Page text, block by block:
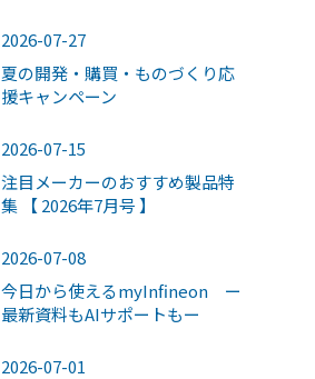
2026-07-27
夏の開発・購買・ものづくり応
援キャンペーン
2026-07-15
注目メーカーのおすすめ製品特
集 【 2026年7月号 】
2026-07-08
今日から使えるmyInfineon ー
最新資料もAIサポートもー
2026-07-01